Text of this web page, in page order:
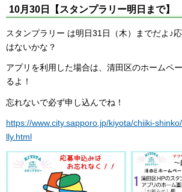
10月30日【スタンプラリー明日まで】
スタンプラリー は明日31日（木）までだよ♪
はないかな？
アプリを利用した場合は、清田区のホームペ
るよ！
忘れないで必ず申し込んでね！
https://www.city.sapporo.jp/kiyota/chiiki-
lly.html